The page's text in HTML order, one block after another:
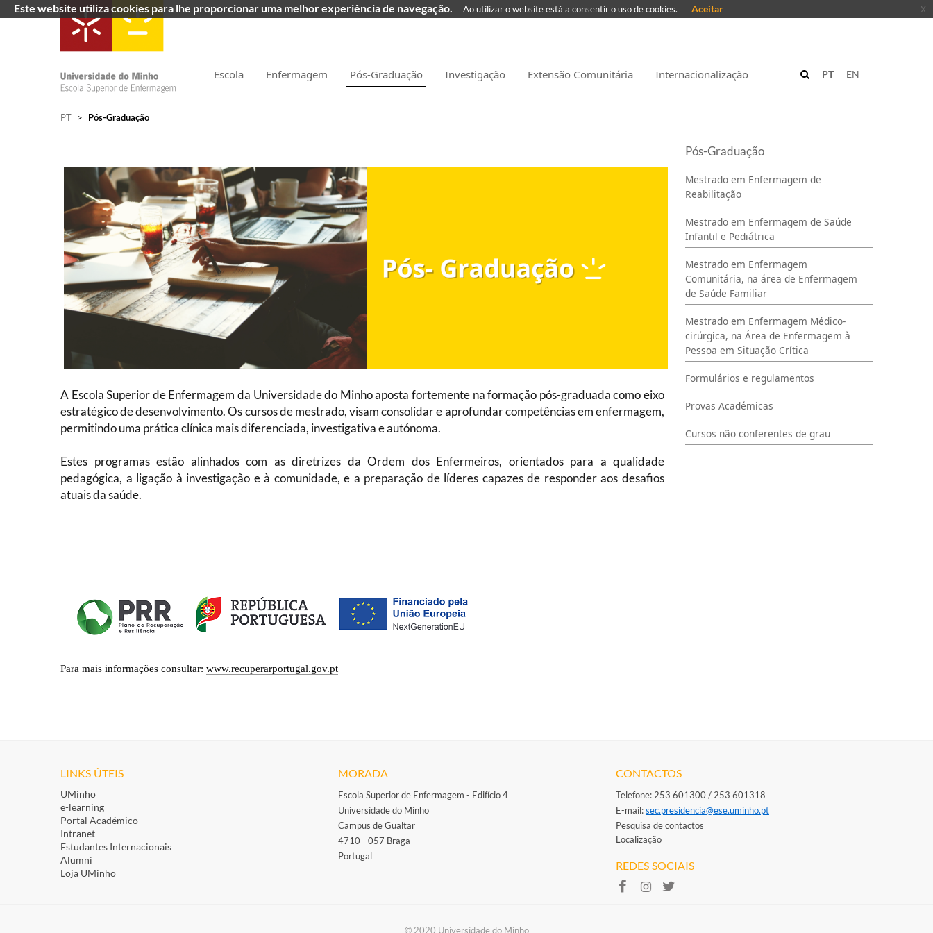
Escola Enfermagem Pós-Graduação Investigação Extensão Comunitária Internacionalização EN
PT
PT > Pós-Graduação
A Escola Superior de Enfermagem da Universidade do Minho aposta fortemente na formação pós-graduada como eixo
estratégico de desenvolvimento. Os cursos de mestrado, visam consolidar e aprofundar competências em enfermagem,
permitindo uma prática clínica mais diferenciada, investigativa e autónoma.
Estes programas estão alinhados com as diretrizes da Ordem dos Enfermeiros, orientados para a qualidade
pedagógica, a ligação à investigação e à comunidade, e a preparação de líderes capazes de responder aos desafios
atuais da saúde.
Para mais informações consultar: www.recuperarportugal.gov.pt
Pós-Graduação
Mestrado em Enfermagem de
Reabilitação
Mestrado em Enfermagem de Saúde
Infantil e Pediátrica
Mestrado em Enfermagem
Comunitária, na área de Enfermagem
de Saúde Familiar
Mestrado em Enfermagem Médico-
cirúrgica, na Área de Enfermagem à
Pessoa em Situação Crítica
Formulários e regulamentos
Provas Académicas
Cursos não conferentes de grau
LINKS ÚTEIS
UMinho
e-learning
Portal Académico
Intranet
Estudantes Inte​rnacionais
Alumni
Loja UMinho
MORADA
Escola Superior de Enfermagem - Edifício 4
Universidade do Minho
Campus de Gualtar
4710 - 057 Braga
Portugal
CONTACTOS
Telefone: 253 601300 / 253 601318
E-mail: ​sec.presidencia@ese.uminho.​pt
Pesquisa de contactos
Localização
REDES SOCIAIS
​​© 2020 Universidade do Minho​​​​​​​​
Este website utiliza cookies para lhe proporcionar uma melhor experiência de navegação. Ao utilizar o website está a consentir o uso de cookies. Aceitar x